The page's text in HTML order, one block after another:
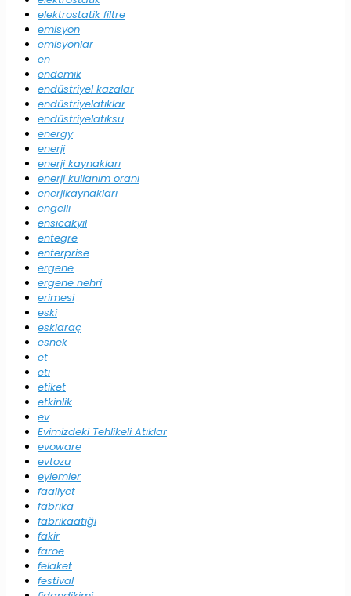
elektrostatik filtre
emisyon
emisyonlar
en
endemik
endüstriyel kazalar
endüstriyelatıklar
endüstriyelatıksu
energy
enerji
enerji kaynakları
enerji kullanım oranı
enerjikaynakları
engelli
ensıcakyıl
entegre
enterprise
ergene
ergene nehri
erimesi
eski
eskiaraç
esnek
et
eti
etiket
etkinlik
ev
Evimizdeki Tehlikeli Atıklar
evoware
evtozu
eylemler
faaliyet
fabrika
fabrikaatığı
fakir
faroe
felaket
festival